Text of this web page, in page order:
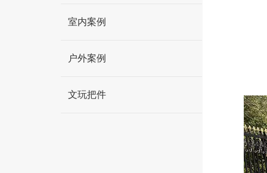
室内案例
户外案例
文玩把件